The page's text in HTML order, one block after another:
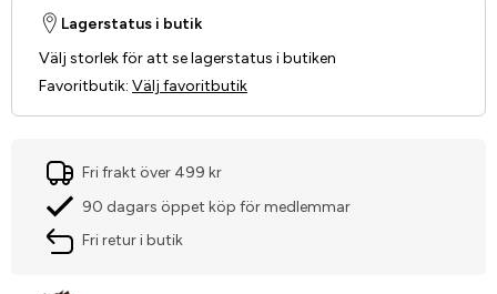
Lagerstatus i butik
Välj storlek för att se lagerstatus i butiken
Favoritbutik: Välj favoritbutik
Fri frakt över 499 kr
90 dagars öppet köp för medlemmar
Fri retur i butik